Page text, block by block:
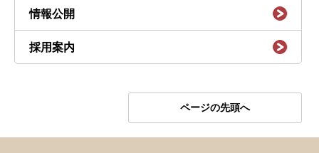
情報公開
採用案内
ページの先頭へ